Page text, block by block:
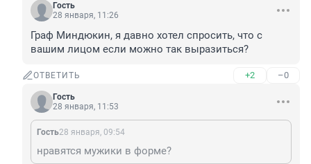
Гость
28 января, 11:26
Граф Миндюкин, я давно хотел спросить, что с
вашим лицом если можно так выразиться?
ОТВЕТИТЬ +2 –0
Гость
28 января, 11:53
Гость28 января, 09:54
нравятся мужики в форме?